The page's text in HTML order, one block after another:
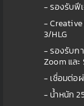
- รองรับฟี
- Creative
3/HLG
- รองรับก
Zoom และ
- เชื่อมต่อ
- น้ำหนัก